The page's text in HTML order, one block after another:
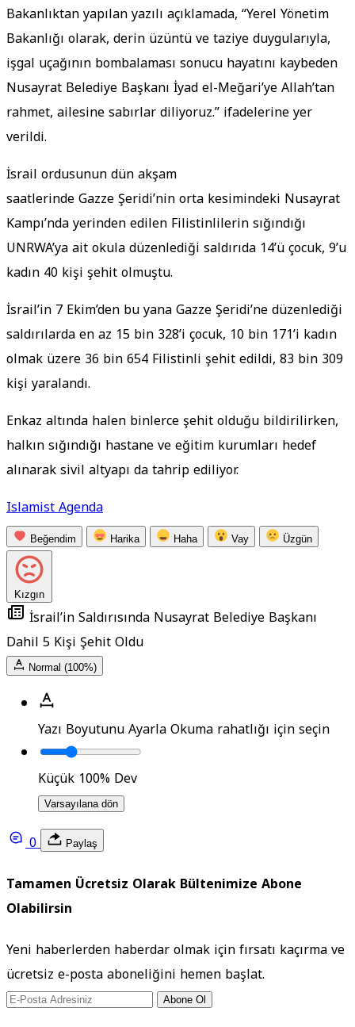
Bakanlıktan yapılan yazılı açıklamada, “Yerel Yönetim
Bakanlığı olarak, derin üzüntü ve taziye duygularıyla,
işgal uçağının bombalaması sonucu hayatını kaybeden
Nusayrat Belediye Başkanı İyad el-Meğari’ye Allah’tan
rahmet, ailesine sabırlar diliyoruz.” ifadelerine yer
verildi.
İsrail ordusunun dün akşam
saatlerinde Gazze Şeridi’nin orta kesimindeki Nusayrat
Kampı’nda yerinden edilen Filistinlilerin sığındığı
UNRWA’ya ait okula düzenlediği saldırıda 14’ü çocuk, 9’u
kadın 40 kişi şehit olmuştu.
İsrail’in 7 Ekim’den bu yana Gazze Şeridi’ne düzenlediği
saldırılarda en az 15 bin 328’i çocuk, 10 bin 171’i kadın
olmak üzere 36 bin 654 Filistinli şehit edildi, 83 bin 309
kişi yaralandı.
Enkaz altında halen binlerce şehit olduğu bildirilirken,
halkın sığındığı hastane ve eğitim kurumları hedef
alınarak sivil altyapı da tahrip ediliyor.
Islamist Agenda
Beğendim Harika Haha Vay Üzgün
Kızgın
İsrail’in Saldırısında Nusayrat Belediye Başkanı
Dahil 5 Kişi Şehit Oldu
Normal (100%)
Yazı Boyutunu AyarlaOkuma rahatlığı için seçin
Küçük 100%Dev
Varsayılana dön
0 Paylaş
Tamamen Ücretsiz Olarak Bültenimize Abone
Olabilirsin
Yeni haberlerden haberdar olmak için fırsatı kaçırma ve
ücretsiz e-posta aboneliğini hemen başlat.
Abone Ol